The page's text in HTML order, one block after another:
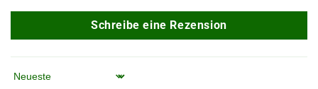
Schreibe eine Rezension
Sortieren nach